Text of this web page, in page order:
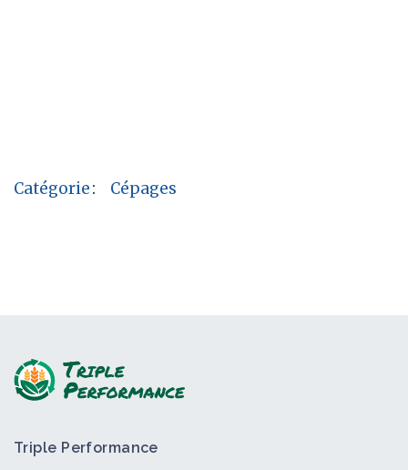
Catégorie: Cépages
Triple Performance